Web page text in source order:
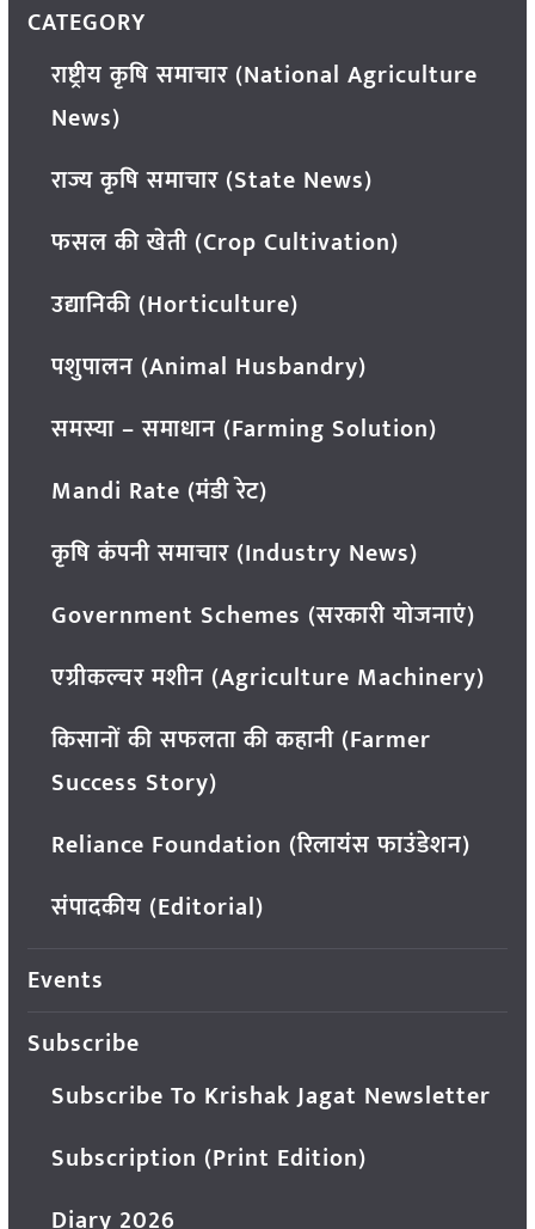
CATEGORY
राष्ट्रीय कृषि समाचार (National Agriculture
News)
राज्य कृषि समाचार (State News)
फसल की खेती (Crop Cultivation)
उद्यानिकी (Horticulture)
पशुपालन (Animal Husbandry)
समस्या – समाधान (Farming Solution)
Mandi Rate (मंडी रेट)
कृषि कंपनी समाचार (Industry News)
Government Schemes (सरकारी योजनाएं)
एग्रीकल्चर मशीन (Agriculture Machinery)
किसानों की सफलता की कहानी (Farmer
Success Story)
Reliance Foundation (रिलायंस फाउंडेशन)
संपादकीय (Editorial)
Events
Subscribe
Subscribe To Krishak Jagat Newsletter
Subscription (Print Edition)
Diary 2026